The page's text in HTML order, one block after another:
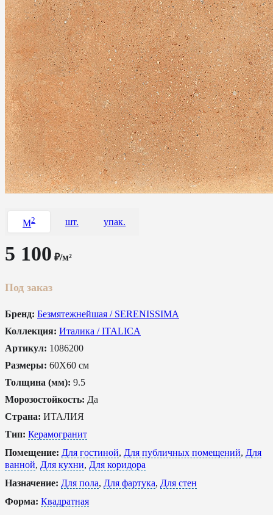
M2 шт. упак.
5 100 ₽/м²
Под заказ
Бренд: Безмятежнейшая / SERENISSIMA
Коллекция: Италика / ITALICA
Артикул: 1086200
Размеры: 60X60 см
Толщина (мм): 9.5
Морозостойкость: Да
Страна: ИТАЛИЯ
Тип: Керамогранит
Помещение: Для гостиной, Для публичных помещений, Для
ванной, Для кухни, Для коридора
Назначение: Для пола, Для фартука, Для стен
Форма: Квадратная